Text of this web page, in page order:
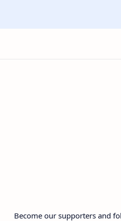
Become our supporters and